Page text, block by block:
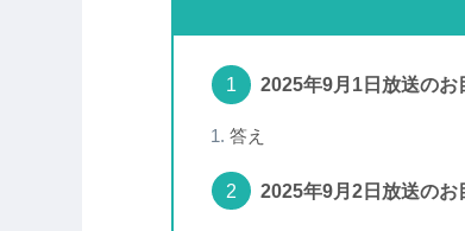
2025年9月1日放送の
答え
2025年9月2日放送の